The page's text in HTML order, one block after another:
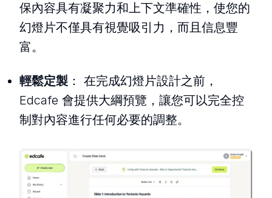
保內容具有凝聚力和上下文準確性，使您的
幻燈片不僅具有視覺吸引力，而且信息豐
富。
輕鬆定製 ： 在完成幻燈片設計之前，
Edcafe 會提供大綱預覽，讓您可以完全控
制對內容進行任何必要的調整。